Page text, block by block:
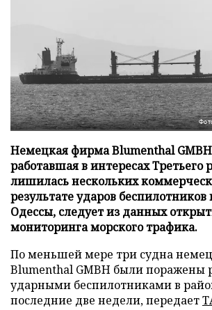
Немецкая фирма Blumenthal
работавшая в интересах Третьего
лишилась нескольких
результате ударов беспилотников
Одессы, следует из данных
мониторинга морского трафика.
По меньшей мере три судна
Blumenthal GMBH были поражены
ударными беспилотниками в
последние две недели, передает